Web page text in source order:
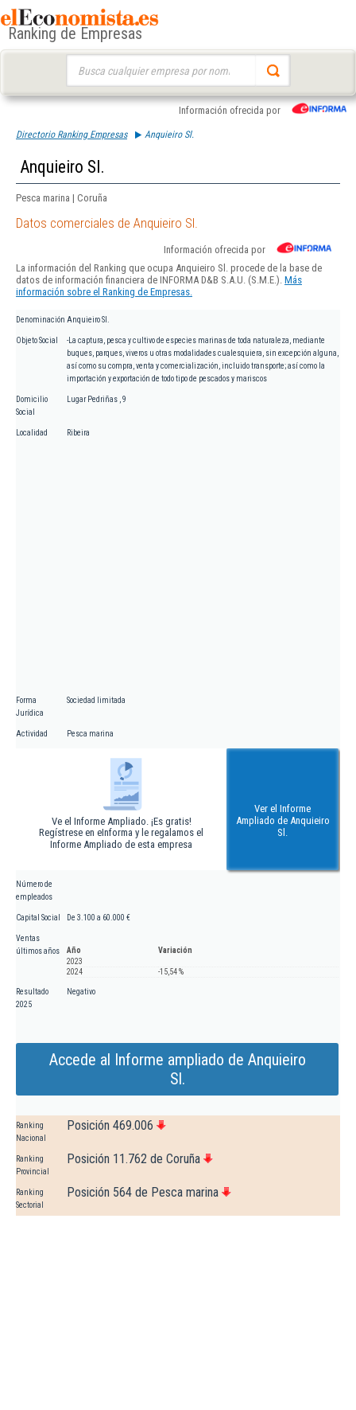
Ranking de Empresas
Información ofrecida por
Directorio Ranking Empresas Anquieiro Sl.
Anquieiro Sl.
Pesca marina | Coruña
Datos comerciales de Anquieiro Sl.
Información ofrecida por
La información del Ranking que ocupa Anquieiro Sl. procede de la base de
datos de información financiera de INFORMA D&B S.A.U. (S.M.E.). Más
información sobre el Ranking de Empresas.
Denominación Anquieiro Sl.
Objeto Social
-La captura, pesca y cultivo de especies marinas de toda naturaleza, mediante
buques, parques, viveros u otras modalidades cualesquiera, sin excepción alguna,
así como su compra, venta y comercialización, incluido transporte; así como la
importación y exportación de todo tipo de pescados y mariscos
Domicilio
Social
Lugar Pedriñas , 9
Localidad Ribeira
Forma
Jurídica
Sociedad limitada
Actividad Pesca marina
Ve el Informe Ampliado. ¡Es gratis!
Regístrese en eInforma y le regalamos el
Informe Ampliado de esta empresa
Ver el Informe
Ampliado de Anquieiro
Sl.
Número de
empleados
Capital Social De 3.100 a 60.000 €
Ventas
últimos años
Año
Variación
2023
2024
-15,54 %
Resultado
2025
Negativo
Accede al Informe ampliado de Anquieiro
Sl.
Ranking
Nacional
Posición 469.006
Ranking
Provincial
Posición 11.762 de Coruña
Ranking
Sectorial
Posición 564 de Pesca marina